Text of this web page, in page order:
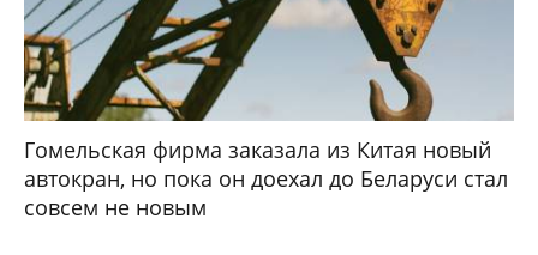
Гомельская фирма заказала из Китая новый
автокран, но пока он доехал до Беларуси стал
совсем не новым